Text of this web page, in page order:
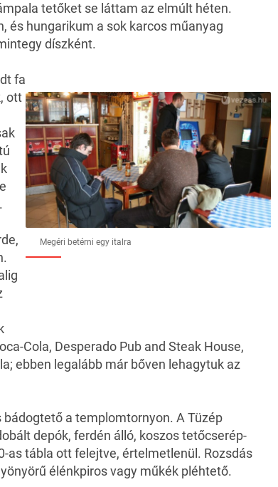
tetőket se láttam az elmúlt héten.
és hungarikum a sok karcos műanyag
díszként.
Megéri betérni egy italra
fa
ott
Cola, Desperado Pub and Steak House,
ebben legalább már bőven lehagytuk az
a templomtornyon. A Tüzép
depók, ferdén álló, koszos tetőcserép-
as tábla ott felejtve, értelmetlenül. Rozsdás
élénkpiros vagy műkék pléhtető.